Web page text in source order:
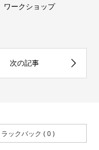
ワークショップ
ラックバック ( 0 )